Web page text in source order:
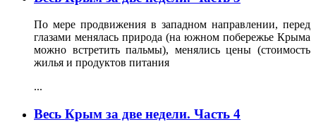
По мере продвижения в западном направлении, перед
глазами менялась природа (на южном побережье Крыма
можно встретить пальмы), менялись цены (стоимость
жилья и продуктов питания
...
Весь Крым за две недели. Часть 4